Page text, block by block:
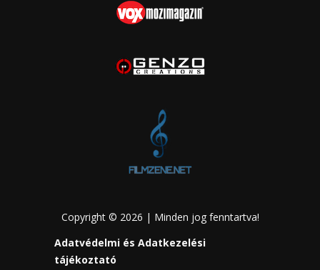
Copyright © 2026 | Minden jog fenntartva!
Adatvédelmi és Adatkezelési
tájékoztató